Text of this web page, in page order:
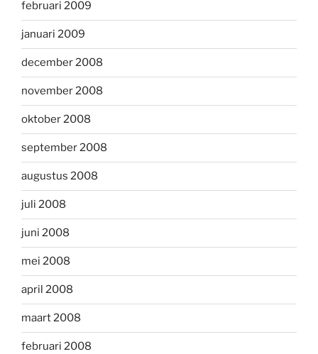
februari 2009
januari 2009
december 2008
november 2008
oktober 2008
september 2008
augustus 2008
juli 2008
juni 2008
mei 2008
april 2008
maart 2008
februari 2008